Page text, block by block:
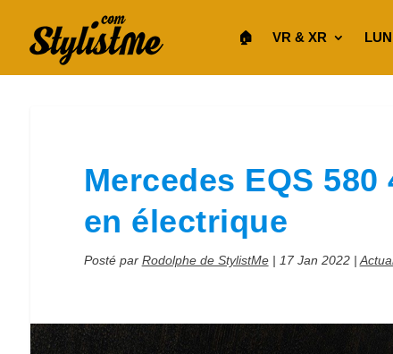
🏠︎ VR & XR
Mercedes EQS
en électrique
Posté par Rodolphe de StylistMe| 17 Jan 2022|